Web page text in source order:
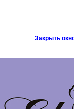
Закрыть